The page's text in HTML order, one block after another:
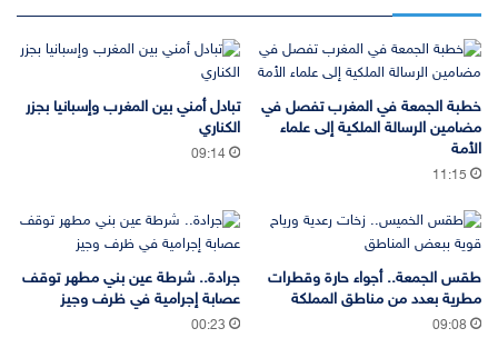
خطبة الجمعة في المغرب تفصل في
مضامين الرسالة الملكية إلى علماء
الأمة
11:15
تبادل أمني بين المغرب وإسبانيا بجزر
الكناري
09:14
طقس الجمعة.. أجواء حارة وقطرات
مطرية بعدد من مناطق المملكة
09:08
جرادة.. شرطة عين بني مطهر توقف
عصابة إجرامية في ظرف وجيز
00:23